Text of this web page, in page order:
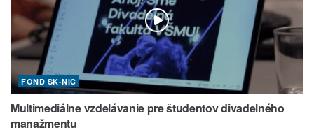
FOND SK-NIC
Multimediálne vzdelávanie pre študentov divadelného
manažmentu